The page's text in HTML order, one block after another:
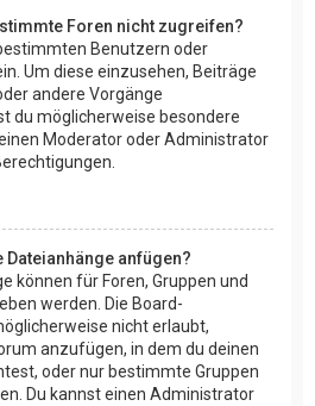
Foren nicht zugreifen?
Benutzern oder
Um diese einzusehen, Beiträge
andere Vorgänge
du möglicherweise besondere
Moderator oder Administrator
Dateianhänge anfügen?
können für Foren, Gruppen und
werden. Die Board-
nicht erlaubt,
anzufügen, in dem du deinen
oder nur bestimmte Gruppen
Du kannst einen Administrator